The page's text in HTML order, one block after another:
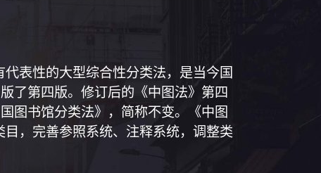
表性的大型综合性分类法，是当今国
了第四版。修订后的《中图法》第四
图书馆分类法》，简称不变。《中图
，完善参照系统、注释系统，调整类